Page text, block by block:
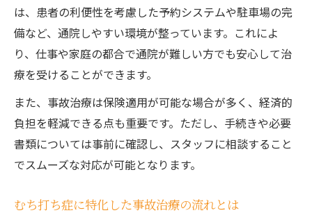
予約や受付が便利な事故治療の見分け方
事故治療の通院アクセスを重視した選択法
事故治療と整体の併用で通院の負担を減ら
す
子ども連れでも安心な事故治療施設の特徴
は、患者の利便性を考慮した予約システムや駐車場の完
備など、通院しやすい環境が整っています。これによ
り、仕事や家庭の都合で通院が難しい方でも安心して治
療を受けることができます。
また、事故治療は保険適用が可能な場合が多く、経済的
負担を軽減できる点も重要です。ただし、手続きや必要
書類については事前に確認し、スタッフに相談すること
でスムーズな対応が可能となります。
むち打ち症に特化した事故治療の流れとは